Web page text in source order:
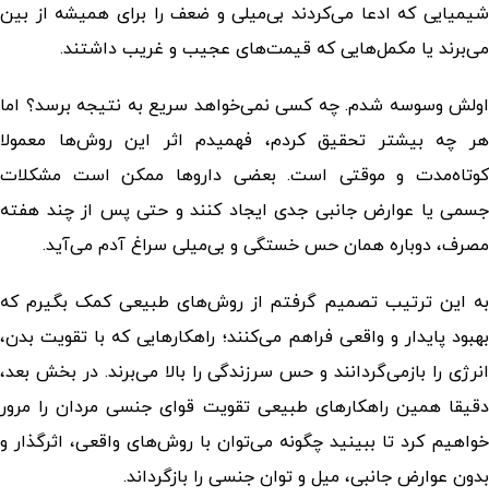
شیمیایی که ادعا می‌کردند بی‌میلی و ضعف را برای همیشه از بین
می‌برند یا مکمل‌هایی که قیمت‌های عجیب و غریب داشتند.
اولش وسوسه شدم. چه کسی نمی‌خواهد سریع به نتیجه برسد؟ اما
هر چه بیشتر تحقیق کردم، فهمیدم اثر این روش‌ها معمولا
کوتاه‌مدت و موقتی است. بعضی داروها ممکن است مشکلات
جسمی یا عوارض جانبی جدی ایجاد کنند و حتی پس از چند هفته
مصرف، دوباره همان حس خستگی و بی‌میلی سراغ آدم می‌آید.
به این ترتیب تصمیم گرفتم از روش‌های طبیعی کمک بگیرم که
بهبود پایدار و واقعی فراهم می‌کنند؛ راهکارهایی که با تقویت بدن،
انرژی را بازمی‌گردانند و حس سرزندگی را بالا می‌برند. در بخش بعد،
دقیقا همینراهکارهای طبیعی تقویت قوای جنسی مردانرا مرور
خواهیم کرد تا ببینید چگونه می‌توان با روش‌های واقعی، اثرگذار و
بدون عوارض جانبی، میل و توان جنسی را بازگرداند.